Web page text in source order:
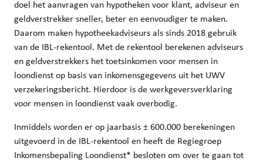
doel het aanvragen van hypotheken voor klant, adviseur en
geldverstrekker sneller, beter en eenvoudiger te maken.
Daarom maken hypotheekadviseurs als sinds 2018 gebruik
van de IBL-rekentool. Met de rekentool berekenen adviseurs
en geldverstrekkers het toetsinkomen voor mensen in
loondienst op basis van inkomensgegevens uit het UWV
verzekeringsbericht. Hierdoor is de werkgeversverklaring
voor mensen in loondienst vaak overbodig.
Inmiddels worden er op jaarbasis ± 600.000 berekeningen
uitgevoerd in de IBL-rekentool en heeft de Regiegroep
Inkomensbepaling Loondienst* besloten om over te gaan tot